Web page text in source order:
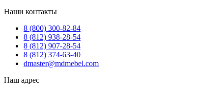
Наши контакты
8 (800) 300-82-84
8 (812) 938-28-54
8 (812) 907-28-54
8 (812) 374-63-40
dmaster@mdmebel.com
Наш адрес